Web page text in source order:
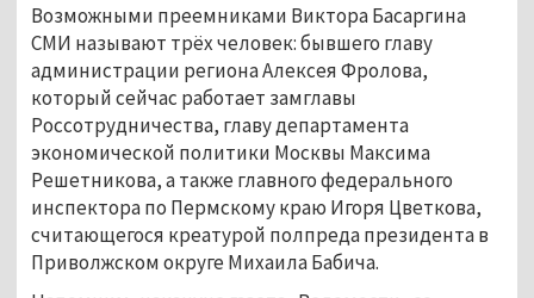
Возможными преемниками Виктора Басаргина
СМИ называют трёх человек: бывшего главу
администрации региона Алексея Фролова,
который сейчас работает замглавы
Россотрудничества, главу департамента
экономической политики Москвы Максима
Решетникова, а также главного федерального
инспектора по Пермскому краю Игоря Цветкова,
считающегося креатурой полпреда президента в
Приволжском округе Михаила Бабича.